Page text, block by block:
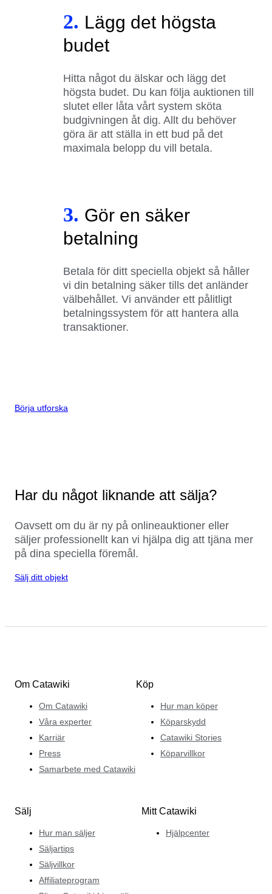
2. Lägg det högsta
budet
Hitta något du älskar och lägg det
högsta budet. Du kan följa auktionen till
slutet eller låta vårt system sköta
budgivningen åt dig. Allt du behöver
göra är att ställa in ett bud på det
maximala belopp du vill betala.
3. Gör en säker
betalning
Betala för ditt speciella objekt så håller
vi din betalning säker tills det anländer
välbehållet. Vi använder ett pålitligt
betalningssystem för att hantera alla
transaktioner.
Börja utforska
Har du något liknande att sälja?
Oavsett om du är ny på onlineauktioner eller
säljer professionellt kan vi hjälpa dig att tjäna mer
på dina speciella föremål.
Sälj ditt objekt
Om Catawiki
Om Catawiki
Våra experter
Karriär
Press
Samarbete med Catawiki
Köp
Hur man köper
Köparskydd
Catawiki Stories
Köparvillkor
Sälj
Hur man säljer
Säljartips
Säljvillkor
Affiliateprogram
Mitt Catawiki
Hjälpcenter